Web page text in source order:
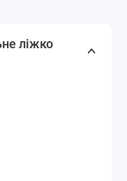
ліжко